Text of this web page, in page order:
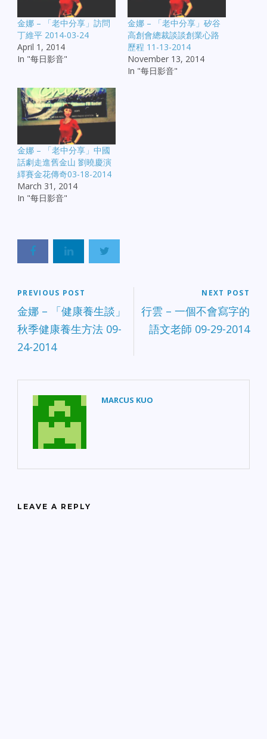
金娜 – 「老中分享」訪問
丁維平 2014-03-24
April 1, 2014
In "每日影音"
金娜 – 「老中分享」矽谷
高創會總裁談談創業心路
歷程 11-13-2014
November 13, 2014
In "每日影音"
金娜 – 「老中分享」中國
話劇走進舊金山 劉曉慶演
繹賽金花傳奇03-18-2014
March 31, 2014
In "每日影音"
PREVIOUS POST
金娜 – 「健康養生談」
秋季健康養生方法 09-
24-2014
NEXT POST
行雲 – 一個不會寫字的
語文老師 09-29-2014
MARCUS KUO
LEAVE A REPLY